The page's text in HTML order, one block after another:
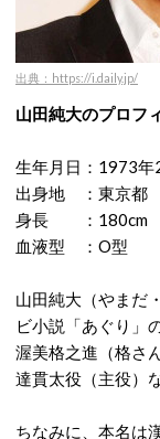
出典：https://i.daily.jp/
山田純大のプロフ
生年月日：1973年
出身地 ：東京都
身長 ：180cm
血液型 ：O型
山田純大（やまだ
ビ小説「あぐり」
渥美格之進（格さ
達貫太役（主役）
ちなみに、本名は